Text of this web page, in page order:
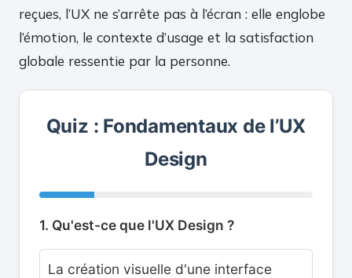
reçues, l’UX ne s’arrête pas à l’écran : elle englobe
l’émotion, le contexte d’usage et la satisfaction
globale ressentie par la personne.
Quiz : Fondamentaux de l’UX
Design
1. Qu'est-ce que l'UX Design ?
La création visuelle d'une interface